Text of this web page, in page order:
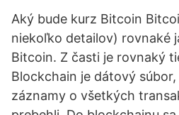
Aký bude kurz Bitcoin
niekoľko detailov) rovnaké
Bitcoin. Z časti je rovnaký
Blockchain je dátový
záznamy o všetkých